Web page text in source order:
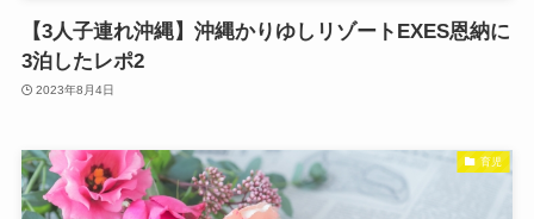
【3人子連れ沖縄】沖縄かりゆしリゾートEXES恩納に
3泊したレポ2
2023年8月4日
育児